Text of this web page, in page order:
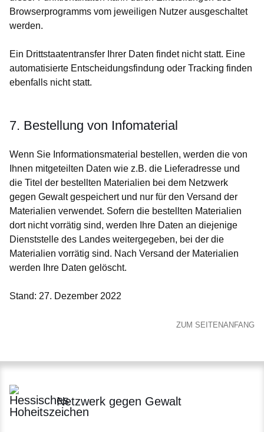
Browserprogramms vom jeweiligen Nutzer ausgeschaltet
werden.
Ein Drittstaatentransfer Ihrer Daten findet nicht statt. Eine
automatisierte Entscheidungsfindung oder Tracking finden
ebenfalls nicht statt.
7. Bestellung von Infomaterial
Wenn Sie Informationsmaterial bestellen, werden die von
Ihnen mitgeteilten Daten wie z.B. die Lieferadresse und
die Titel der bestellten Materialien bei dem Netzwerk
gegen Gewalt gespeichert und nur für den Versand der
Materialien verwendet. Sofern die bestellten Materialien
dort nicht vorrätig sind, werden Ihre Daten an diejenige
Dienststelle des Landes weitergegeben, bei der die
Materialien vorrätig sind. Nach Versand der Materialien
werden Ihre Daten gelöscht.
Stand: 27. Dezember 2022
ZUM SEITENANFANG
Netzwerk gegen Gewalt